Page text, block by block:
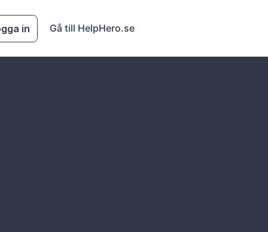
in Gå till HelpHero.se